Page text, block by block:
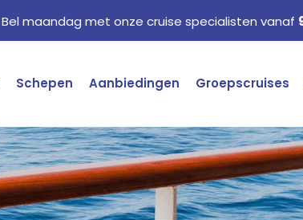
Bel maandag met onze cruise specialisten vanaf
Schepen Aanbiedingen Groepscruises